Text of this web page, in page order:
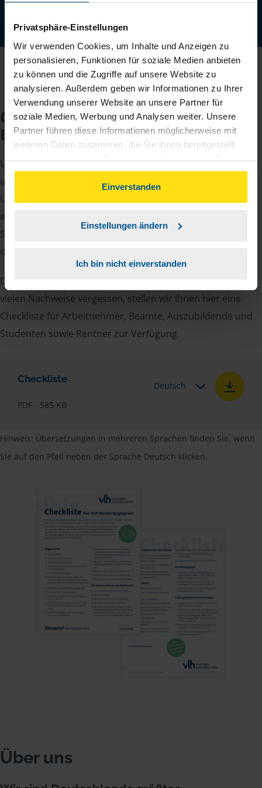
Privatsphäre-Einstellungen
Wir verwenden Cookies, um Inhalte und Anzeigen zu
personalisieren, Funktionen für soziale Medien anbieten
zu können und die Zugriffe auf unsere Website zu
analysieren. Außerdem geben wir Informationen zu Ihrer
Verwendung unserer Website an unsere Partner für
soziale Medien, Werbung und Analysen weiter. Unsere
Partner führen diese Informationen möglicherweise mit
weiteren Daten zusammen, die Sie ihnen bereitgestellt
haben oder die sie im Rahmen Ihrer Nutzung der Dienste
gesammelt haben. Indem Sie auf Einverstanden klicken,
können Sie der Verwendung von Cookies, gemäß
unserer➔ Datenschutzrichtliniezustimmen.
Einverstanden
Einstellungen ändern
Ich bin nicht einverstanden
Jetzt digital starten
Checkliste für Ihr
Beratungsgespräch
Um Ihre Steuererklärung erstellen zu können, benötigen
unsere Beraterinnen und Berater eine Reihe von
Unterlagen von Ihnen. Dazu gehört beispielsweise die
elektronische Lohnsteuerbescheinigung, Ihre
Steueridentifikationsnummer, der Rentenbescheid oder
die Bescheinigung über das Kindergeld.
Damit Sie sich gut vorbereiten können und keinen der
vielen Nachweise vergessen, stellen wir Ihnen hier eine
Checkliste für Arbeitnehmer, Beamte, Auszubildende und
Studenten sowie Rentner zur Verfügung.
Checkliste
PDF - 585 KB
Deutsch
Hinweis: Übersetzungen in mehreren Sprachen finden Sie, wenn
Sie auf den Pfeil neben der Sprache Deutsch klicken.
Über uns